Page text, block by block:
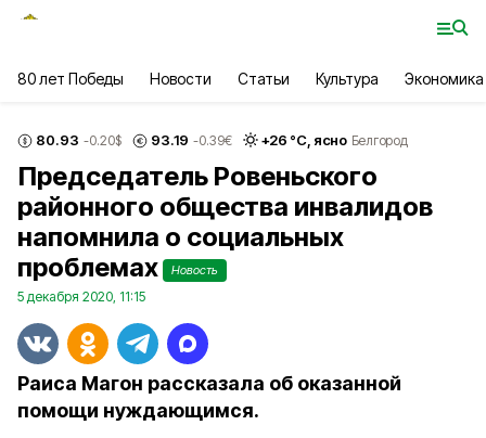
80 лет Победы Новости Статьи Культура Экономика
80.93 -0.20$ 93.19 -0.39€ +26 °С, ясно Белгород
Председатель Ровеньского
районного общества инвалидов
напомнила о социальных
проблемах
Новость
5 декабря 2020, 11:15
Раиса Магон рассказала об оказанной
помощи нуждающимся.